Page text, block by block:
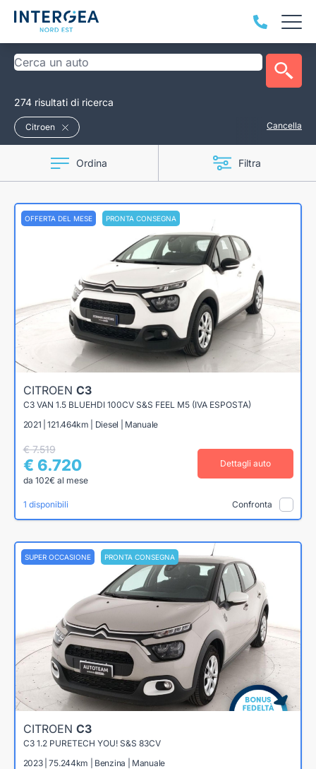
274 risultati di ricerca
Citroen Cancella
Ordina Filtra
OFFERTA DEL MESE PRONTA CONSEGNA
CITROEN C3
C3 VAN 1.5 BLUEHDI 100CV S&S FEEL M5 (IVA ESPOSTA)
2021 | 121.464km | Diesel | Manuale
€ 7.519
€ 6.720
da 102€ al mese
Dettagli auto
1 disponibili Confronta
SUPER OCCASIONE PRONTA CONSEGNA
CITROEN C3
C3 1.2 PURETECH YOU! S&S 83CV
2023 | 75.244km | Benzina | Manuale